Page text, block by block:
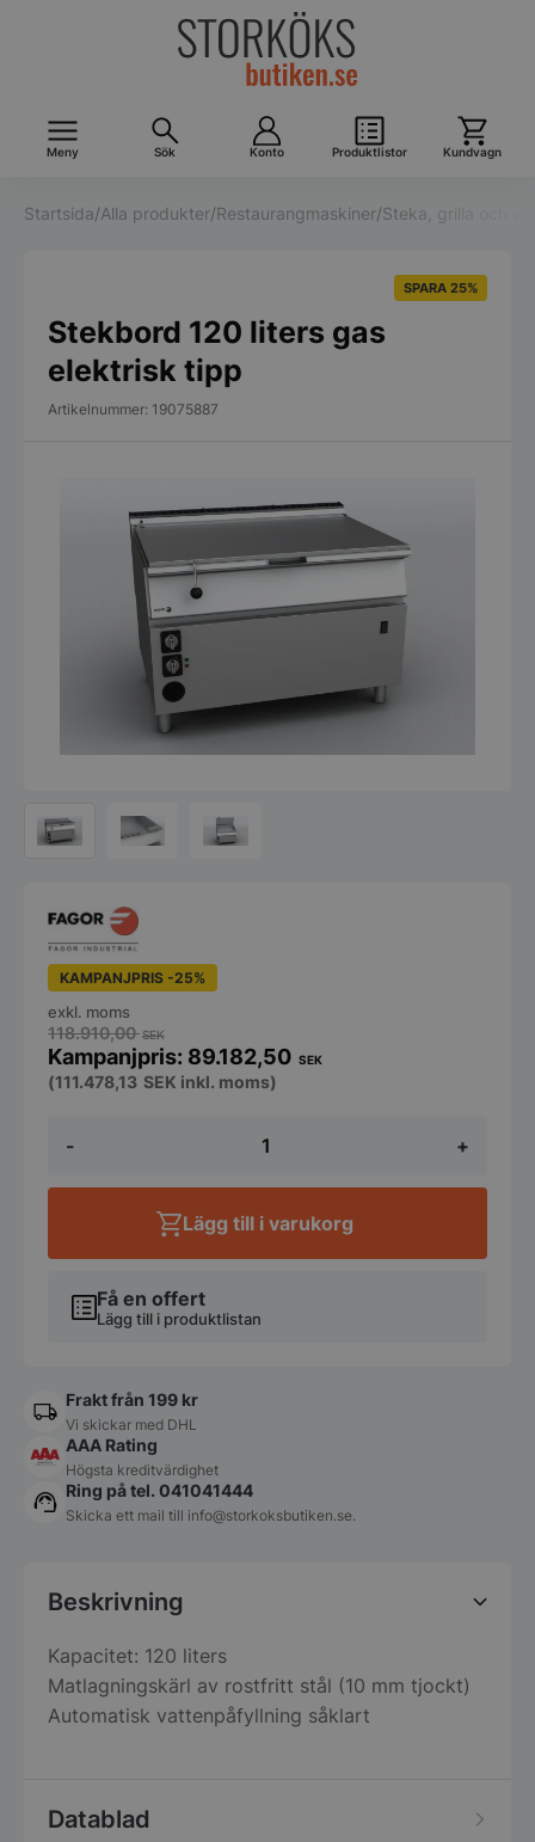
Meny Sök Konto Produktlistor Kundvagn
Startsida/Alla produkter/Restaurangmaskiner/Steka, grilla och
SPARA 25%
Stekbord 120 liters gas
elektrisk tipp
Artikelnummer: 19075887
-
120
gas
mängd
+
KAMPANJPRIS -25%
118.910,00SEK
89.182,50 SEK
exkl. moms
(111.478,13 SEK inkl. moms)
Få en offert
Lägg till i produktlistan
Lägg till i varukorg
Frakt från 199 kr
Vi skickar med DHL
AAA Rating
Högsta kreditvärdighet
Ring på tel. 041041444
Skicka ett mail till info@storkoksbutiken.se.
Beskrivning
Kapacitet: 120 liters
Matlagningskärl av rostfritt stål (10 mm tjockt)
Automatisk vattenpåfyllning såklart
Datablad